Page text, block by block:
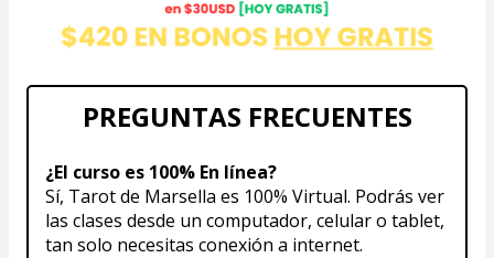
PREGUNTAS FRECUENTES
¿El curso es 100% En línea?
Sí, Tarot de Marsella es 100% Virtual. Podrás ver
las clases desde un computador, celular o tablet,
tan solo necesitas conexión a internet.